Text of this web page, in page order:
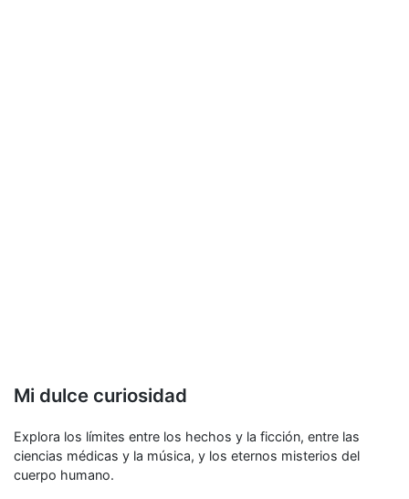
Mi dulce curiosidad
Explora los límites entre los hechos y la ficción, entre las
ciencias médicas y la música, y los eternos misterios del
cuerpo humano.